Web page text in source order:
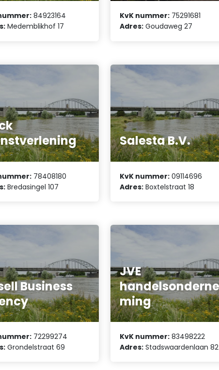
84923164
Medemblikhof 17
KvK nummer: 75291681
Adres: Goudaweg 27
78408180
Bredasingel 107
Salesta B.V.
KvK nummer: 09114696
Adres: Boxtelstraat 18
Business
72299274
Grondelstraat 69
JVE
ming
KvK nummer: 83498222
Adres: Stadswaardenlaan 82